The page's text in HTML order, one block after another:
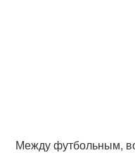
Между футбольным,